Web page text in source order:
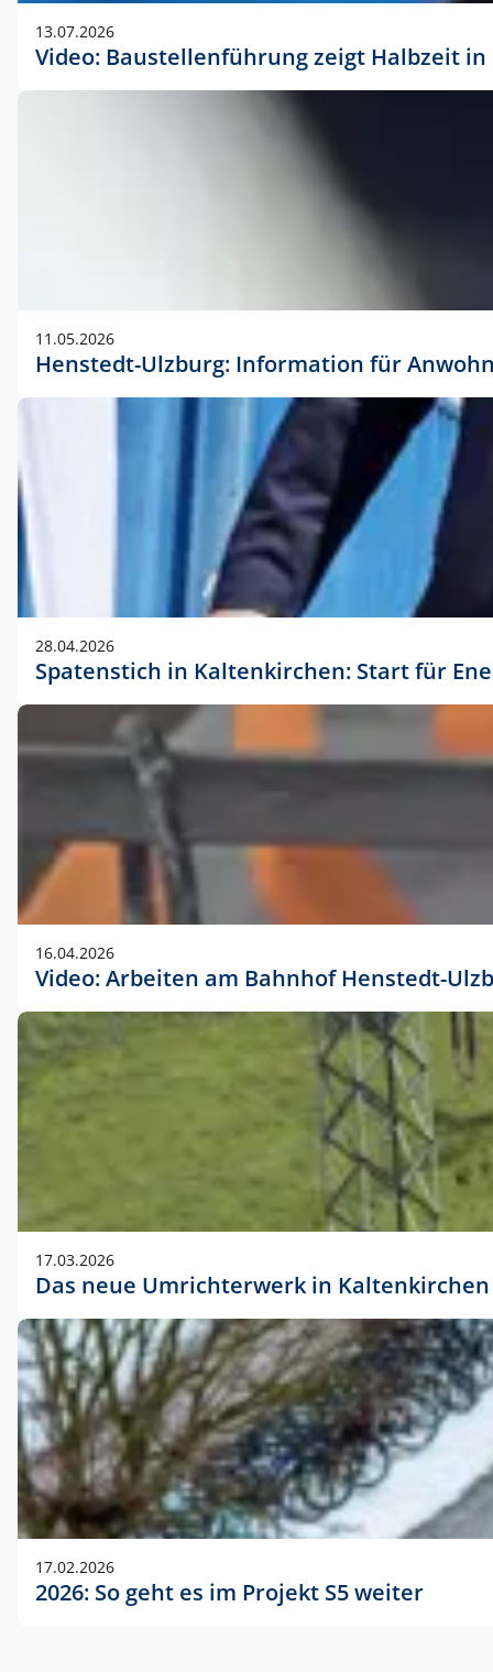
13.07.2026
Video: Baustellenführung zeigt Halbzeit
11.05.2026
Henstedt-Ulzburg: Information für
28.04.2026
Spatenstich in Kaltenkirchen: Start für
16.04.2026
Video: Arbeiten am Bahnhof Henstedt-
17.03.2026
Das neue Umrichterwerk in Kaltenkirchen
17.02.2026
2026: So geht es im Projekt S5 weiter